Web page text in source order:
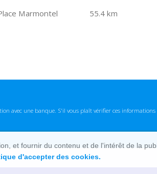
Marmontel 55.4 km
avec une banque. S'il vous plaît vérifier ces
et fournir du contenu et de l'intérêt de la
d'accepter des cookies.